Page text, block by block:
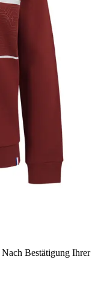
Nach Bestätigung Ihrer